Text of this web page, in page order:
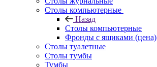
Столы компьютерные
Назад
Столы компьютерные
Фронды с ящиками (цена)
Столы туалетные
Столы тумбы
Тумбы